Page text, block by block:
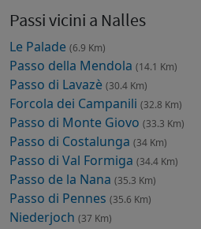
Passi vicini a Nalles
Le Palade (6.9 Km)
Passo della Mendola (14.1 Km)
Passo di Lavazè (30.4 Km)
Forcola dei Campanili (32.8 Km)
Passo di Monte Giovo (33.3 Km)
Passo di Costalunga (34 Km)
Passo di Val Formiga (34.4 Km)
Passo de la Nana (35.3 Km)
Passo di Pennes (35.6 Km)
Niederjoch (37 Km)